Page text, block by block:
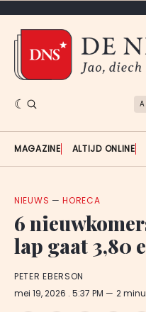
A
MAGAZINE ALTIJD ONLINE
NIEUWS —HORECA
6
lap gaat 3,80
PETER EBERSON
mei 19, 2026 . 5:37 PM 2